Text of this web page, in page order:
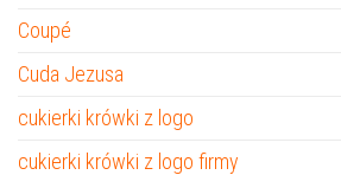
Coupé
Cuda Jezusa
cukierki krówki z logo
cukierki krówki z logo firmy